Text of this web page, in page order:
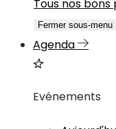
Tous nos bons
Fermer sous-menu
Agenda
Evénements